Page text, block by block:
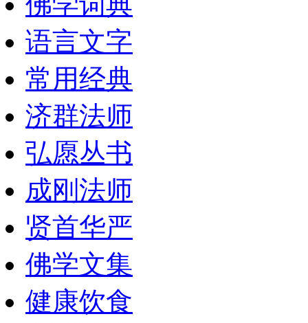
语言文字
常用经典
济群法师
弘愿丛书
成刚法师
贤首华严
佛学文集
健康饮食